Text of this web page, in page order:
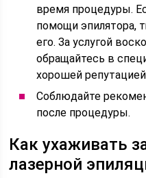
время процедуры.
помощи эпилятора,
его. За услугой
обращайтесь в
хорошей репутацией
Соблюдайте
после процедуры.
Как ухаживать
лазерной